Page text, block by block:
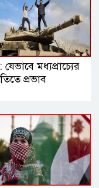
যেভাবে মধ্যপ্রাচ্যের
প্রভাব